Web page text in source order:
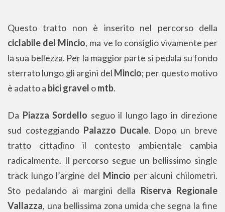
Questo tratto non è inserito nel percorso della
ciclabile del Mincio, ma ve lo consiglio vivamente per
la sua bellezza. Per la maggior parte si pedala su fondo
sterrato lungo gli argini del Mincio; per questo motivo
è adatto a bici gravel omtb.
Da Piazza Sordello seguo il lungo lago in direzione
sud costeggiando Palazzo Ducale. Dopo un breve
tratto cittadino il contesto ambientale cambia
radicalmente. Il percorso segue un bellissimo single
track lungo l’argine del Mincio per alcuni chilometri.
Sto pedalando ai margini della Riserva Regionale
Vallazza, una bellissima zona umida che segna la fine